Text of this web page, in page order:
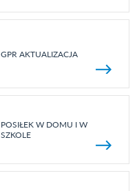
GPR AKTUALIZACJA
POSIŁEK W DOMU I W
SZKOLE